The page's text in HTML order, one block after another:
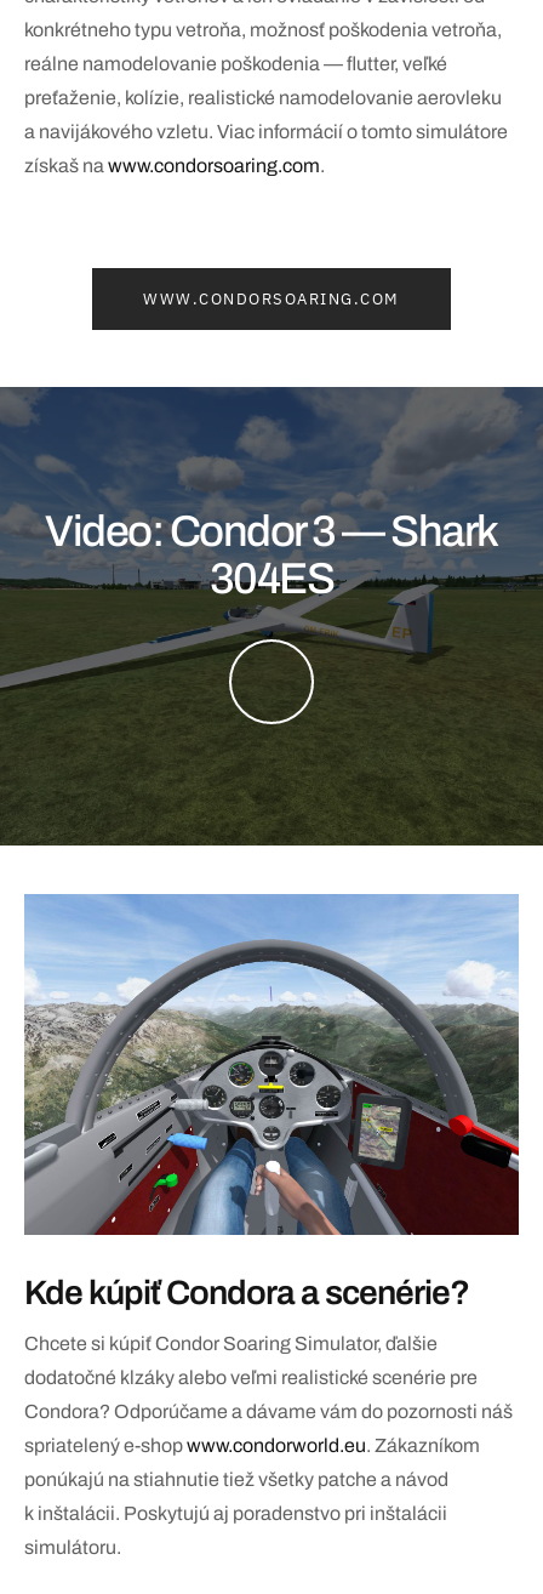
konkrétneho typu vetroňa, možnosť poškodenia vetroňa,
reálne namodelovanie poškodenia — flutter, veľké
preťaženie, kolízie, realistické namodelovanie aerovleku
a navijákového vzletu. Viac informácií o tomto simulátore
získaš na www.condorsoaring.com.
WWW.CONDORSOARING.COM
Video: Condor 3 — Shark
304ES
Kde kúpiť Condora a scenérie?
Chcete si kúpiť Condor Soaring Simulator, ďalšie
dodatočné klzáky alebo veľmi realistické scenérie pre
Condora? Odporúčame a dávame vám do pozornosti náš
spriatelený e-shopwww.condorworld.eu. Zákazníkom
ponúkajú na stiahnutie tiež všetky patche a návod
k inštalácii. Poskytujú aj poradenstvo pri inštalácii
simulátoru.